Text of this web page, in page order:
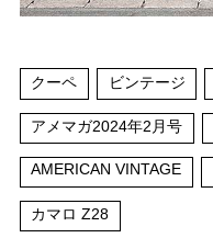
クーペ ビンテージ
アメマガ2024年2月号
AMERICAN VINTAGE
カマロ Z28